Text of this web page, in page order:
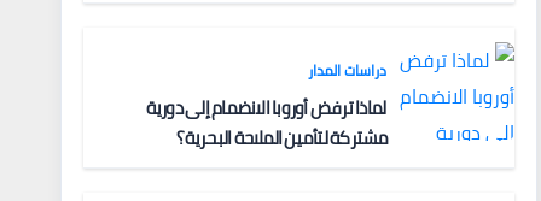
دراسات المدار
لماذا ترفض أوروبا الانضمام إلى دورية
مشتركة لتأمين الملاحة البحرية؟